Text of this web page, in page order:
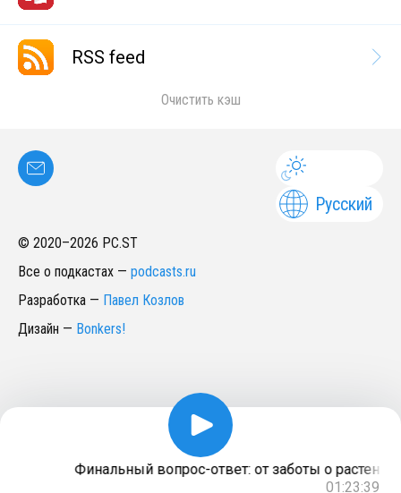
RSS feed
Очистить кэш
Русский
© 2020–2026 PC.ST
Все о подкастах — podcasts.ru
Разработка — Павел Козлов
Дизайн — Bonkers!
Финальный вопрос-ответ: от заботы о
01:23:39